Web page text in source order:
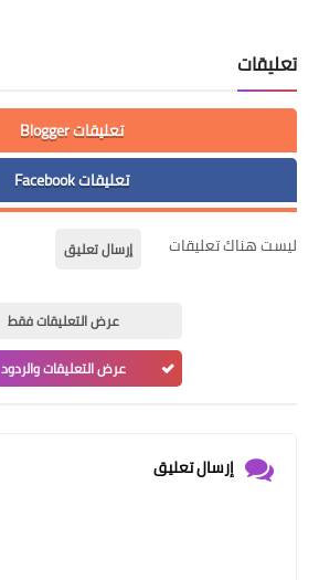
تعليقات
تعليقات Blogger
تعليقات Facebook
ليست هناك تعليقات إرسال تعليق
عرض التعليقات فقط
عرض التعليقات والردود
إرسال تعليق